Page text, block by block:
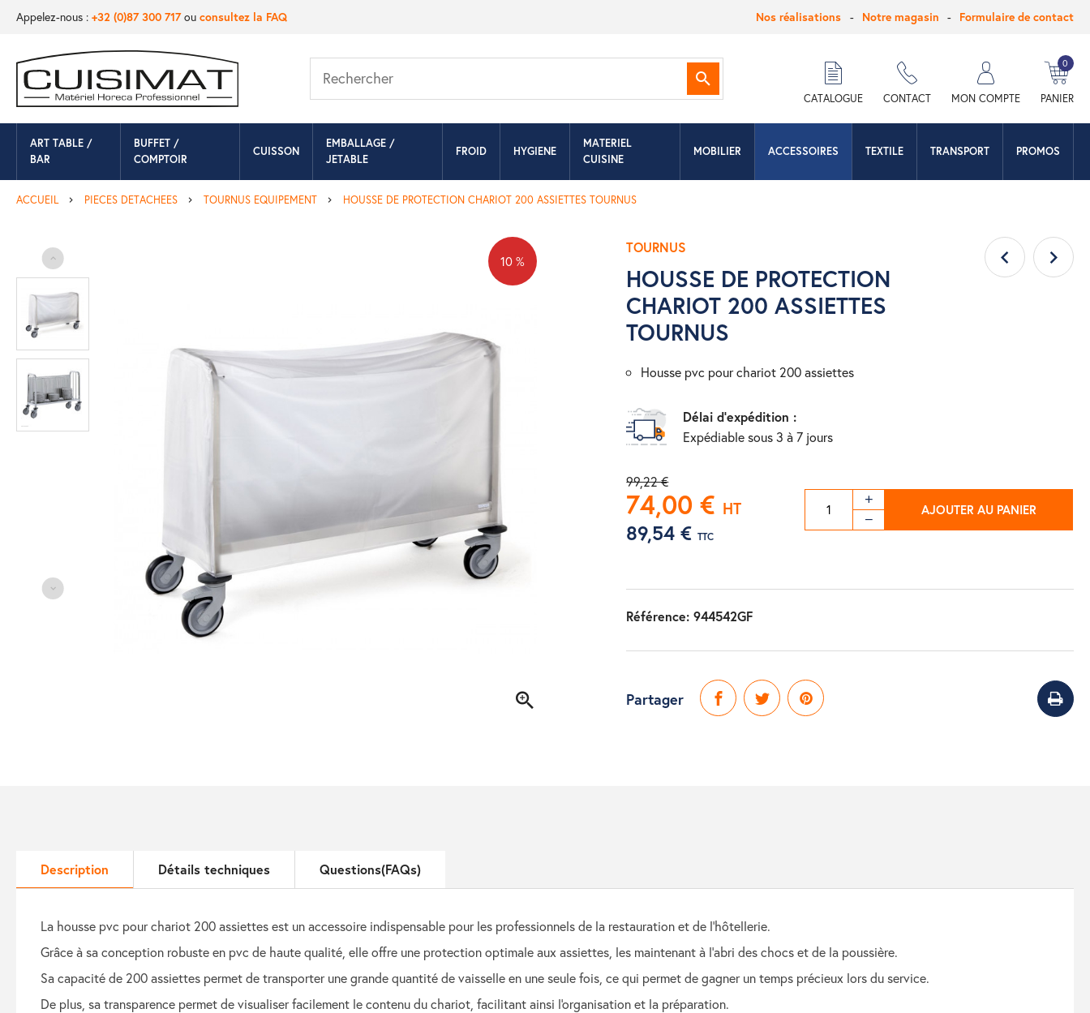
Appelez-nous : +32 (0)87 300 717ou consultez la FAQ Nos réalisations Notre magasin Formulaire de contact
Rechercher
CATALOGUE CONTACT MON COMPTE PANIER
0
ART TABLE /
BAR
BUFFET /
COMPTOIR
CUISSON
EMBALLAGE /
JETABLE
FROID HYGIENE
MATERIEL
CUISINE
MOBILIER ACCESSOIRES TEXTILE TRANSPORT PROMOS
ACCUEIL PIECES DETACHEES TOURNUS EQUIPEMENT HOUSSE DE PROTECTION CHARIOT 200 ASSIETTES TOURNUS
10 %
TOURNUS
HOUSSE DE PROTECTION
CHARIOT 200 ASSIETTES
TOURNUS
housse pvc pour chariot 200 assiettes
Délai d'expédition :
Expédiable sous 3 à 7 jours
99,22 €
74,00 € HT
89,54 € TTC
AJOUTER AU PANIER
Référence:944542GF
Partager
Description Détails techniques Questions(FAQs)
la housse pvc pour chariot 200 assiettes est un accessoire indispensable pour les professionnels de la restauration et de l'hôtellerie.
grâce à sa conception robuste en pvc de haute qualité, elle offre une protection optimale aux assiettes, les maintenant à l'abri des chocs et de la poussière.
sa capacité de 200 assiettes permet de transporter une grande quantité de vaisselle en une seule fois, ce qui permet de gagner un temps précieux lors du service.
de plus, sa transparence permet de visualiser facilement le contenu du chariot, facilitant ainsi l'organisation et la préparation.